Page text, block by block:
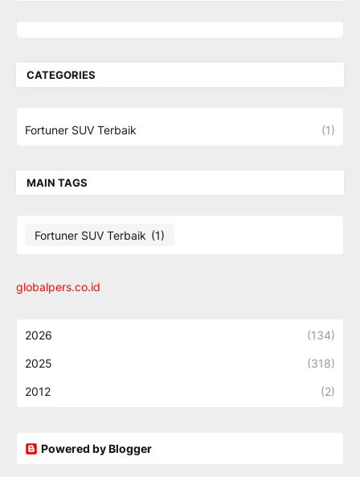
CATEGORIES
Fortuner SUV Terbaik (1)
MAIN TAGS
Fortuner SUV Terbaik (1)
globalpers.co.id
2026 (134)
2025 (318)
2012 (2)
Powered by Blogger